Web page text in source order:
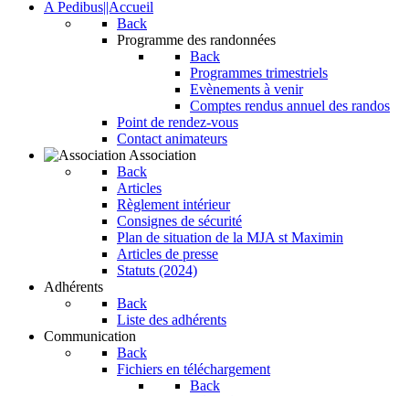
A Pedibus||Accueil
Back
Programme des randonnées
Back
Programmes trimestriels
Evènements à venir
Comptes rendus annuel des randos
Point de rendez-vous
Contact animateurs
Association
Back
Articles
Règlement intérieur
Consignes de sécurité
Plan de situation de la MJA st Maximin
Articles de presse
Statuts (2024)
Adhérents
Back
Liste des adhérents
Communication
Back
Fichiers en téléchargement
Back